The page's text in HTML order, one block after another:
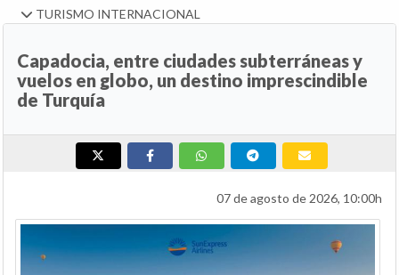
TURISMO INTERNACIONAL
Capadocia, entre ciudades subterráneas y
vuelos en globo, un destino imprescindible
de Turquía
07 de agosto de 2026, 10:00h